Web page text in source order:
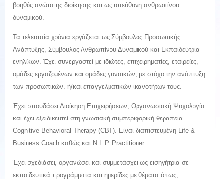
βοηθός ανώτατης διοίκησης και ως υπεύθυνη ανθρωπίνου
δυναμικού.
Τα τελευταία χρόνια εργάζεται ως Σύμβουλος Προσωπικής
Ανάπτυξης, Σύμβουλος Ανθρωπίνου Δυναμικού και Εκπαιδεύτρια
ενηλίκων. Έχει συνεργαστεί με ιδιώτες, επιχειρηματίες, εταιρείες,
ομάδες εργαζομένων και ομάδες γυναικών, με στόχο την ανάπτυξη
των προσωπικών, ή/και επαγγελματικών ικανοτήτων τους.
Έχει σπουδάσει Διοίκηση Επιχειρήσεων, Οργανωσιακή Ψυχολογία
και έχει εξειδικευτεί στη γνωσιακή συμπεριφορική θεραπεία
Cognitive Behavioral Therapy (CBT). Είναι διαπιστευμένη Life &
Business Coach καθώς και N.L.P. Practitioner.
Έχει σχεδιάσει, οργανώσει και συμμετάσχει ως εισηγήτρια σε
εκπαιδευτικά προγράμματα και ημερίδες με θέματα όπως,